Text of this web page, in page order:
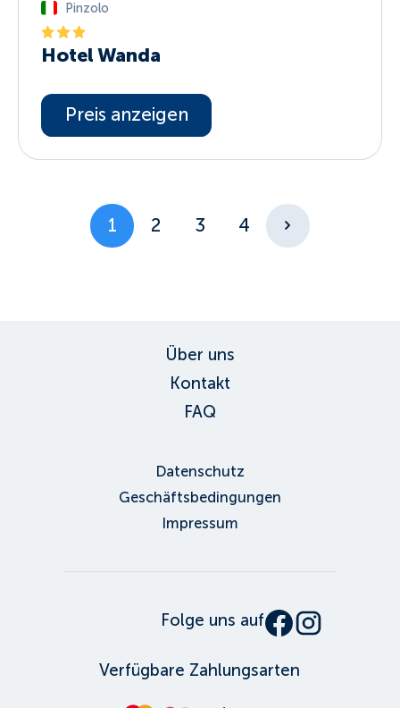
Pinzolo
Hotel Wanda
Preis anzeigen
1 2 3 4
Über uns
Kontakt
FAQ
Datenschutz
Geschäftsbedingungen
Impressum
Folge uns auf
Verfügbare Zahlungsarten